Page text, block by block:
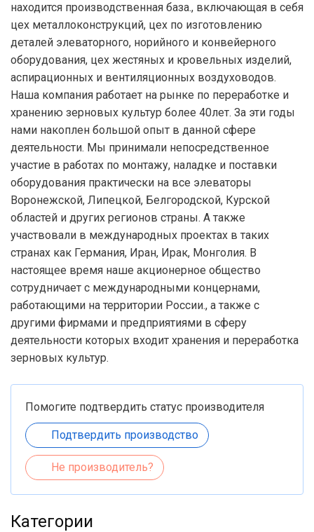
находится производственная база., включающая в себя
цех металлоконструкций, цех по изготовлению
деталей элеваторного, норийного и конвейерного
оборудования, цех жестяных и кровельных изделий,
аспирационных и вентиляционных воздуховодов.
Наша компания работает на рынке по переработке и
хранению зерновых культур более 40лет. За эти годы
нами накоплен большой опыт в данной сфере
деятельности. Мы принимали непосредственное
участие в работах по монтажу, наладке и поставки
оборудования практически на все элеваторы
Воронежской, Липецкой, Белгородской, Курской
областей и других регионов страны. А также
участвовали в международных проектах в таких
странах как Германия, Иран, Ирак, Монголия. В
настоящее время наше акционерное общество
сотрудничает с международными концернами,
работающими на территории России., а также с
другими фирмами и предприятиями в сферу
деятельности которых входит хранения и переработка
зерновых культур.
Помогите подтвердить статус производителя
Подтвердить производство
Не производитель?
Категории